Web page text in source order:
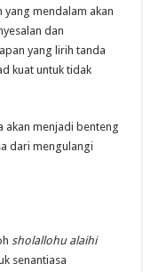
yang mendalam akan
dan
yang lirih tanda
kuat untuk tidak
akan menjadi benteng
dari mengulangi
sholallohu alaihi
senantiasa